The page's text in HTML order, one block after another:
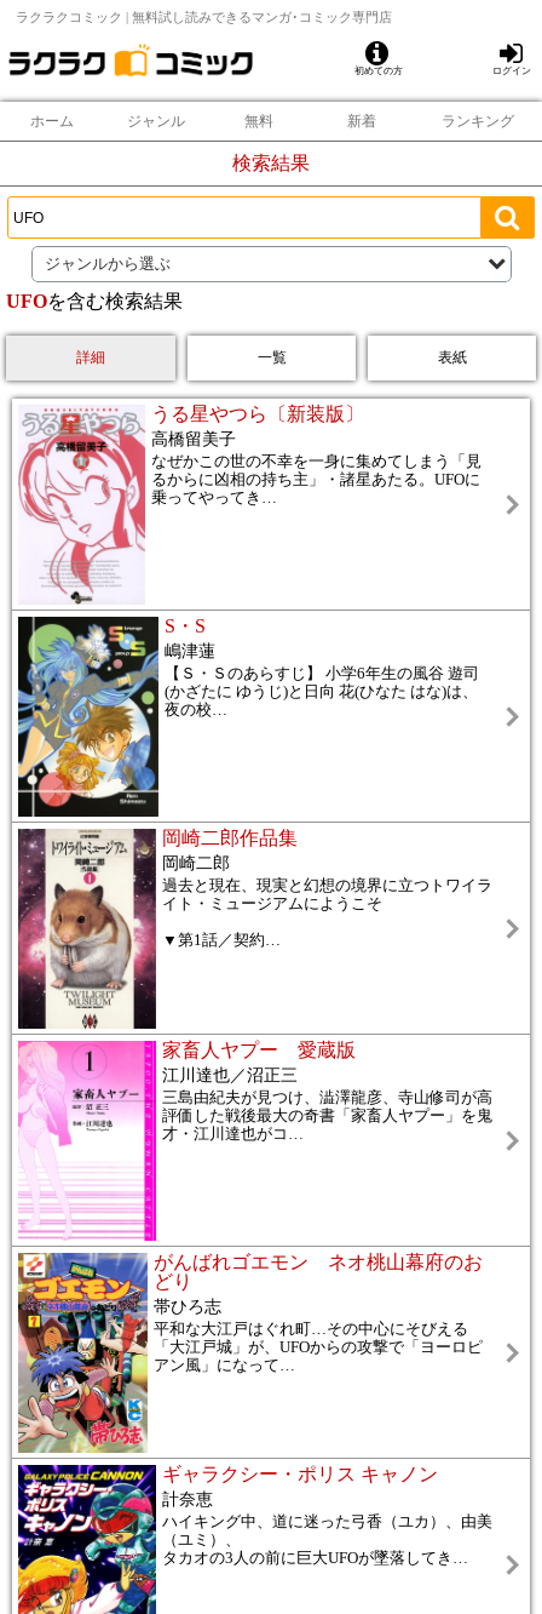
ラクラクコミック | 無料試し読みできるマンガ･コミック専門店
初めての方 ログイン
ホーム ジャンル 無料 新着 ランキング
検索結果
ジャンルから選ぶ
UFOを含む検索結果
詳細 一覧 表紙
うる星やつら〔新装版〕
高橋留美子
なぜかこの世の不幸を一身に集めてしまう「見
るからに凶相の持ち主」・諸星あたる。UFOに
乗ってやってき …
S・S
嶋津蓮
【Ｓ・Ｓのあらすじ】 小学6年生の風谷 遊司
(かざたに ゆうじ)と日向 花(ひなた はな)は、
夜の校…
岡崎二郎作品集
岡崎二郎
過去と現在、現実と幻想の境界に立つトワイラ
イト・ミュージアムにようこそ
▼第1話／契約…
家畜人ヤプー 愛蔵版
江川達也／沼正三
三島由紀夫が見つけ、澁澤龍彦、寺山修司が高
評価した戦後最大の奇書「家畜人ヤプー」を鬼
才・江川達也がコ …
がんばれゴエモン ネオ桃山幕府のお
どり
帯ひろ志
平和な大江戸はぐれ町…その中心にそびえる
「大江戸城」が、UFOからの攻撃で「ヨーロピ
アン風」になって…
ギャラクシー・ポリス キャノン
計奈恵
ハイキング中、道に迷った弓香（ユカ）、由美
（ユミ）、
タカオの3人の前に巨大UFOが墜落してき …